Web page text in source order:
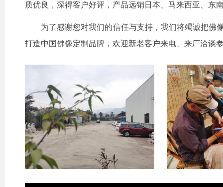
质优良，深得客户好评，产品远销日本、马来西亚、东
为了感谢您对我们的信任与支持，我们将竭诚把佛
打造中国佛像定制品牌，欢迎新老客户来电、来厂洽谈